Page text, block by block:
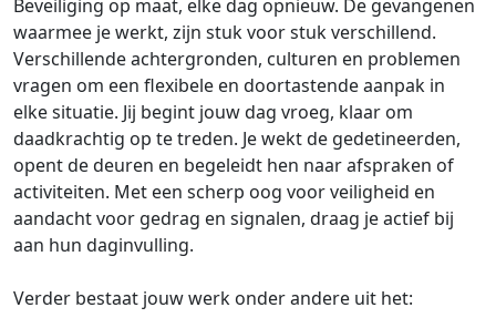
Beveiliging op maat, elke dag opnieuw. De gevangenen
waarmee je werkt, zijn stuk voor stuk verschillend.
Verschillende achtergronden, culturen en problemen
vragen om een flexibele en doortastende aanpak in
elke situatie. Jij begint jouw dag vroeg, klaar om
daadkrachtig op te treden. Je wekt de gedetineerden,
opent de deuren en begeleidt hen naar afspraken of
activiteiten. Met een scherp oog voor veiligheid en
aandacht voor gedrag en signalen, draag je actief bij
aan hun daginvulling.
Verder bestaat jouw werk onder andere uit het: